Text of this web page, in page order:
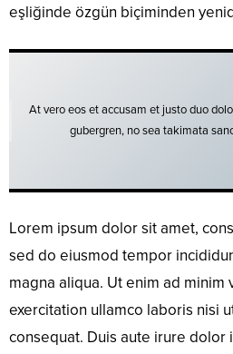
eşliğinde özgün biçiminden
At vero eos et accusam et justo duo
gubergren, no sea takimata
Lorem ipsum dolor sit amet,
sed do eiusmod tempor
magna aliqua. Ut enim ad minim
exercitation ullamco laboris nisi
consequat. Duis aute irure dolor